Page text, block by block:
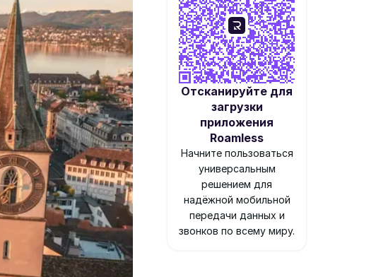
Отсканируйте для
загрузки
приложения
Roamless
Начните пользоваться
универсальным
решением для
надёжной мобильной
передачи данных и
звонков по всему миру.